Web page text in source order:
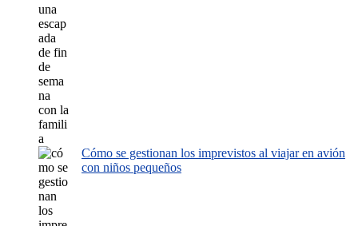
Cómo se gestionan los imprevistos al viajar en avión
con niños pequeños